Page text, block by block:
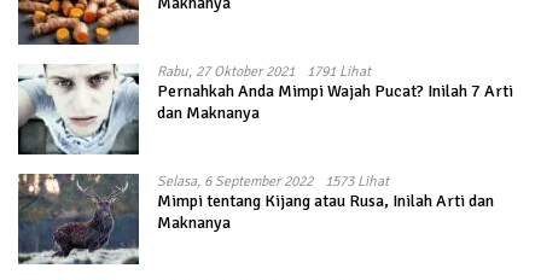
Rabu, 27 Oktober 2021 1791 Lihat
Pernahkah Anda Mimpi Wajah Pucat? Inilah 7 Arti
dan Maknanya
Selasa, 6 September 2022 1573 Lihat
Mimpi tentang Kijang atau Rusa, Inilah Arti dan
Maknanya